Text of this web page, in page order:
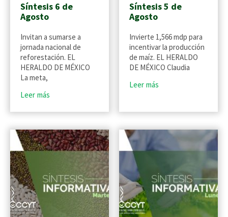
Síntesis 6 de
Agosto
Invitan a sumarse a
jornada nacional de
reforestación. EL
HERALDO DE MÉXICO
La meta,
Leer más
Síntesis 5 de
Agosto
Invierte 1,566 mdp para
incentivar la producción
de maíz. EL HERALDO
DE MÉXICO Claudia
Leer más